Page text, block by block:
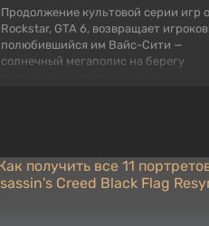
Продолжение культовой серии игр
Rockstar, GTA 6, возвращает
полюбившийся им Вайс-Сити —
солнечный мегаполис на берегу
неприятности. И...